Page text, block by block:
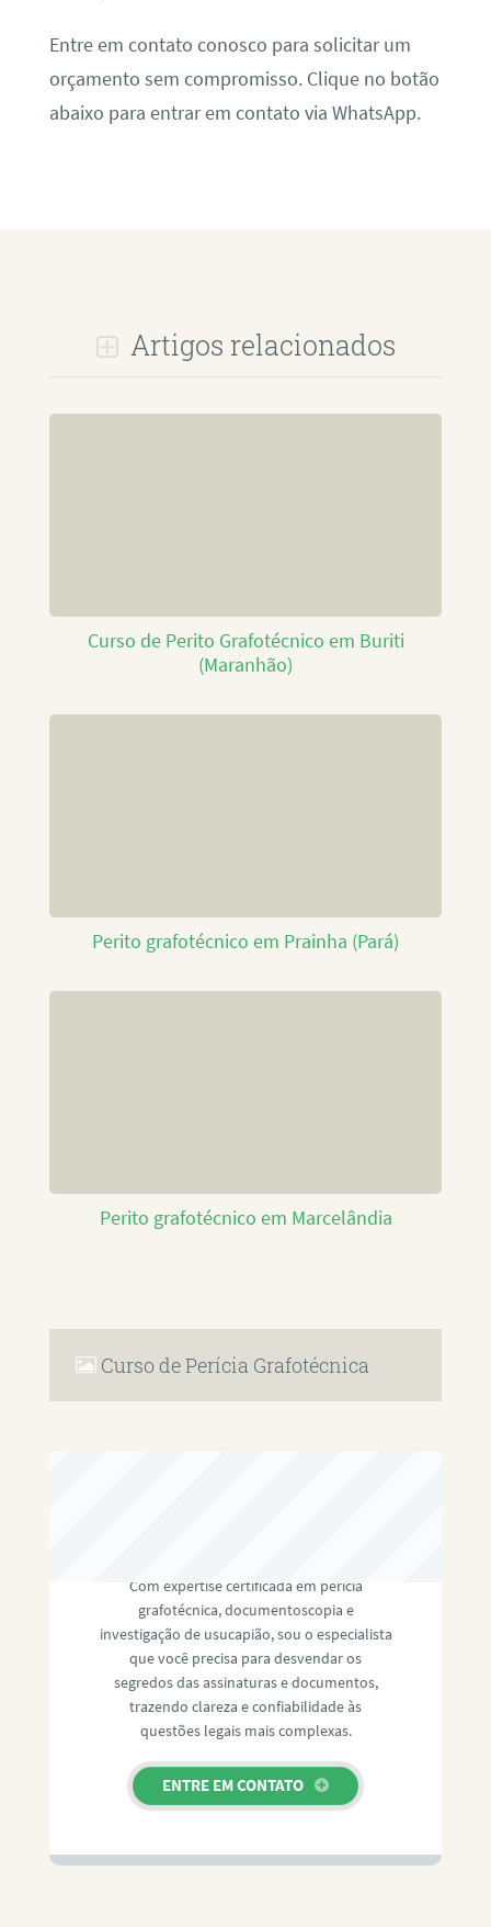
Entre em contato conosco para solicitar um
orçamento sem compromisso. Clique no botão
abaixo para entrar em contato via WhatsApp.
Artigos relacionados
Curso de Perito Grafotécnico em Buriti
(Maranhão)
Perito grafotécnico em Prainha (Pará)
Perito grafotécnico em Marcelândia
Curso de Perícia Grafotécnica
Com expertise certificada em perícia
grafotécnica, documentoscopia e
investigação de usucapião, sou o especialista
que você precisa para desvendar os
segredos das assinaturas e documentos,
trazendo clareza e confiabilidade às
questões legais mais complexas.
ENTRE EM CONTATO